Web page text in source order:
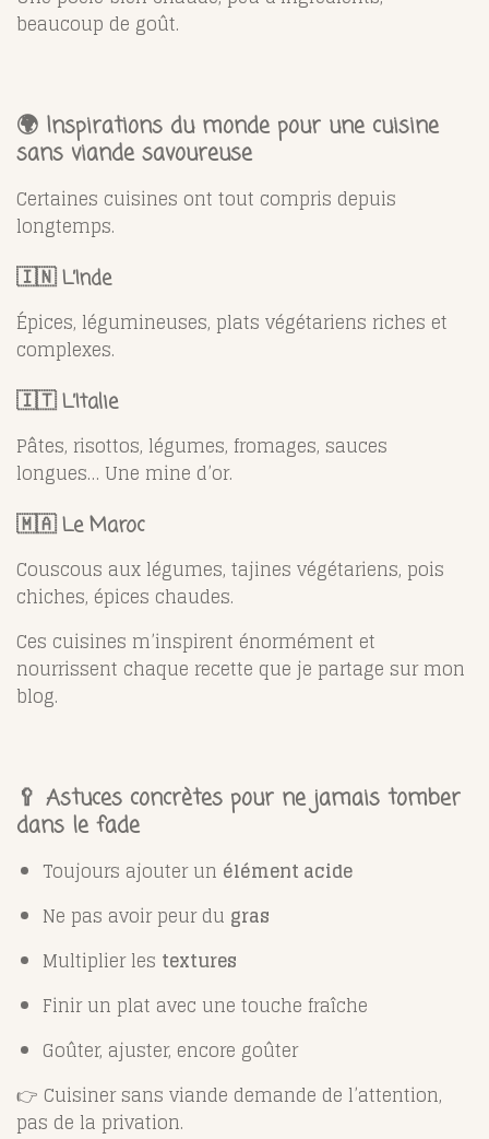
beaucoup de goût.
🌍 Inspirations du monde pour une cuisine
sans viande savoureuse
Certaines cuisines ont tout compris depuis
longtemps.
🇮🇳 L’Inde
Épices, légumineuses, plats végétariens riches et
complexes.
🇮🇹 L’Italie
Pâtes, risottos, légumes, fromages, sauces
longues… Une mine d’or.
🇲🇦 Le Maroc
Couscous aux légumes, tajines végétariens, pois
chiches, épices chaudes.
Ces cuisines m’inspirent énormément et
nourrissent chaque recette que je partage sur mon
blog.
🥄 Astuces concrètes pour ne jamais tomber
dans le fade
Toujours ajouter un élément acide
Ne pas avoir peur du gras
Multiplier les textures
Finir un plat avec une touche fraîche
Goûter, ajuster, encore goûter
👉 Cuisiner sans viande demande de l’attention,
pas de la privation.